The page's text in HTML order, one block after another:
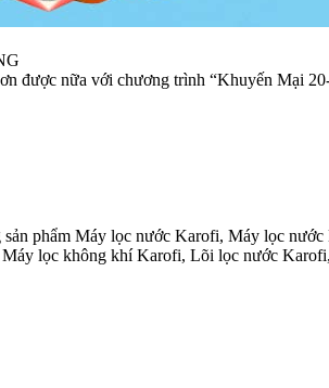
được nữa với chương trình “Khuyến Mại
phẩm Máy lọc nước Karofi, Máy lọc
lọc không khí Karofi, Lõi lọc nước